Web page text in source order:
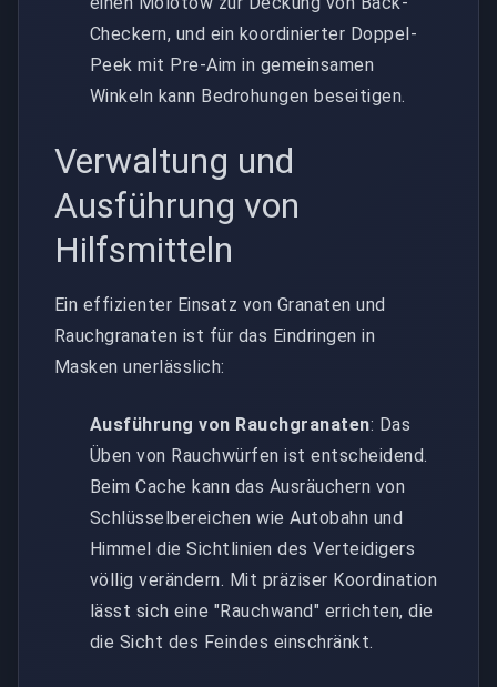
Checkern, und ein koordinierter Doppel-
Peek mit Pre-Aim in gemeinsamen
Winkeln kann Bedrohungen beseitigen.
Verwaltung und
Ausführung von
Hilfsmitteln
Ein effizienter Einsatz von Granaten und
Rauchgranaten ist für das Eindringen in
Masken unerlässlich:
Ausführung von Rauchgranaten: Das
Üben von Rauchwürfen ist entscheidend.
Beim Cache kann das Ausräuchern von
Schlüsselbereichen wie Autobahn und
Himmel die Sichtlinien des Verteidigers
völlig verändern. Mit präziser Koordination
lässt sich eine "Rauchwand" errichten, die
die Sicht des Feindes einschränkt.